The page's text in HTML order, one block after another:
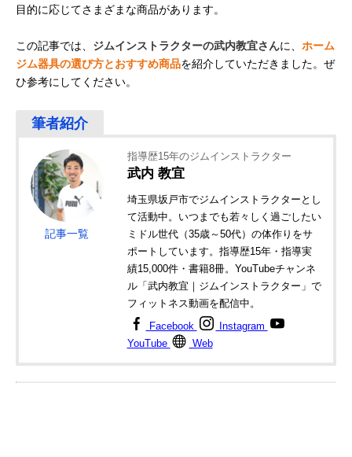
目的に応じてさまざまな商品があります。
この記事では、 ジムインストラクターの武内教宜さんに、 ホーム
ジム器具の選び方とおすすめ商品を紹介していただきました。ぜ
ひ参考にしてください。
記事一覧
指導歴15年のジムインストラクター
武内 教宜
埼玉県坂戸市でジムインストラクターとし
て活動中。いつまでも若々しく過ごしたい
ミドル世代（35歳～50代）の体作りをサ
ポートしています。指導歴15年・指導実
績15,000件・書籍8冊。YouTubeチャンネ
ル「武内教宜｜ジムインストラクター」で
フィットネス動画を配信中。
Facebook
Instagram
YouTube
Web